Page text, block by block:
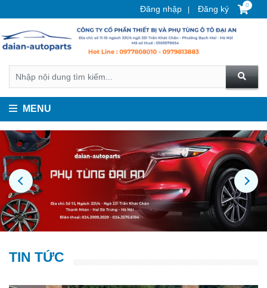
Đăng nhập Đăng ký 0
MENU
TIN TỨC